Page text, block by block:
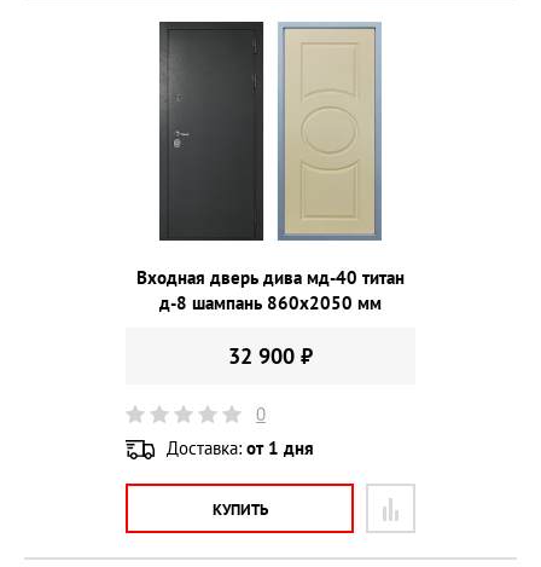
Входная дверь дива мд-40 титан
д-8 шампань 860х2050 мм
32 900 ₽
0
Доставка: от 1 дня
КУПИТЬ